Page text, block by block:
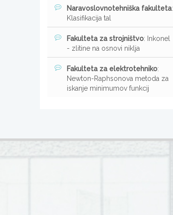
Naravoslovnotehniška fakulteta:
Klasifikacija tal
Fakulteta za strojništvo: Inkonel
- zlitine na osnovi niklja
Fakulteta za elektrotehniko:
Newton-Raphsonova metoda za
iskanje minimumov funkcij